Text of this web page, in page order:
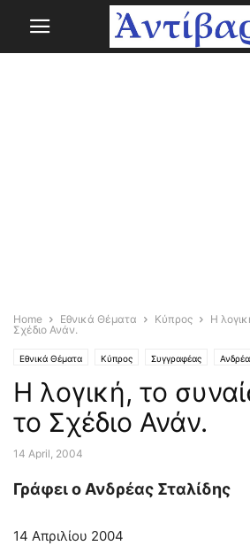
Home Εθνικά Θέματα Κύπρος
Η
Σχέδιο Ανάν.
Εθνικά Θέματα Κύπρος Συγγραφέας
Η λογική, το
το Σχέδιο Ανάν.
14 April, 2004
Γράφει ο Ανδρέας Σταλίδης
14 Απριλίου 2004